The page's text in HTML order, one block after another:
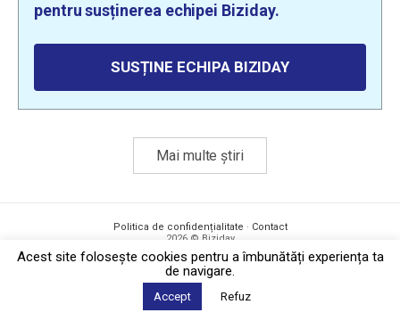
pentru susținerea echipei Biziday.
SUSȚINE ECHIPA BIZIDAY
Mai multe știri
Politica de confidențialitate · Contact
2026 © Biziday
Acest site foloseşte cookies pentru a îmbunătăți experiența ta
de navigare.
Accept Refuz